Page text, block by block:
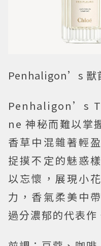
Penhaligon’s 獸
Penhaligon’s
ne 神秘而難以掌
香草中混雜著輕
捉摸不定的魅惑
以忘懷，展現小
力，香氣柔美中
過分濃郁的代表作